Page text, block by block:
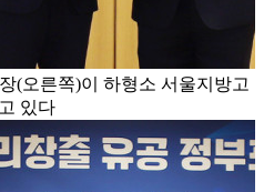
(오른쪽)이 하형소 서울지방고
있다